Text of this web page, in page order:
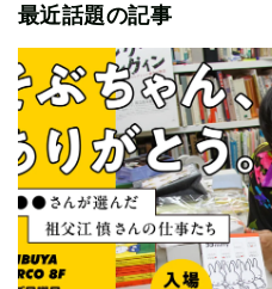
最近話題の記事